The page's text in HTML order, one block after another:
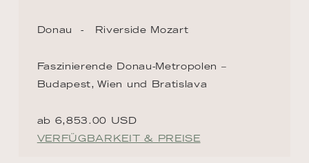
Donau Riverside Mozart
Faszinierende Donau-Metropolen –
Budapest, Wien und Bratislava
ab 6,853.00 USD
VERFÜGBARKEIT & PREISE